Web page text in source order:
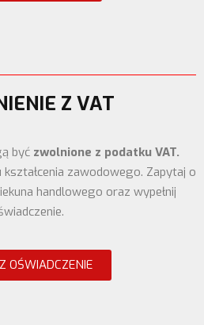
Z VAT
być zwolnione z podatku VAT.
zawodowego. Zapytaj o
handlowego oraz wypełnij
OŚWIADCZENIE